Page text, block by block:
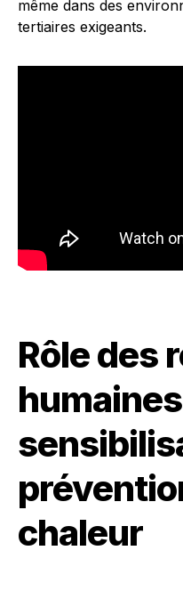
même dans des
tertiaires exigeants.
Rôle des
chaleur